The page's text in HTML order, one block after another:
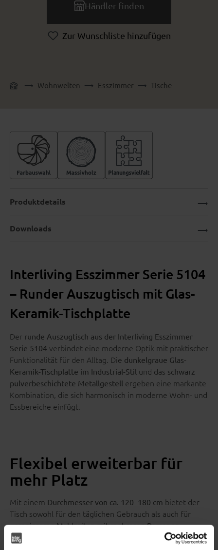
Händler finden
Zur Wunschliste hinzufügen
Wohnwelten Esszimmer Tische
Interliving Esszimmer Serie 5104
– Runder Auszugtisch mit Glas-
Keramik-Tischplatte
Der runde Auszugtisch aus der Interliving Esszimmer
Serie 5104 verbindet eine moderne Optik mit praktischer
Funktionalität für den Alltag. Die dunkelgraue Glas-
Keramik-Tischplatte im Industrial-Stil und das schwarz
pulverbeschichtete Metallgestell ergeben eine markante
Kombination, die sich harmonisch in moderne Wohn- und
Essbereiche einfügt.
Flexibel erweiterbar für
mehr Platz
Mit einem Durchmesser von ca. 120–180 cm bietet der
Tisch sowohl für den täglichen Gebrauch als auch für
gemeinsame Mahlzeiten mit mehreren Personen
ausreichend Platz. Dank der integrierten Ausziehfunktion
Produktdetails
Downloads